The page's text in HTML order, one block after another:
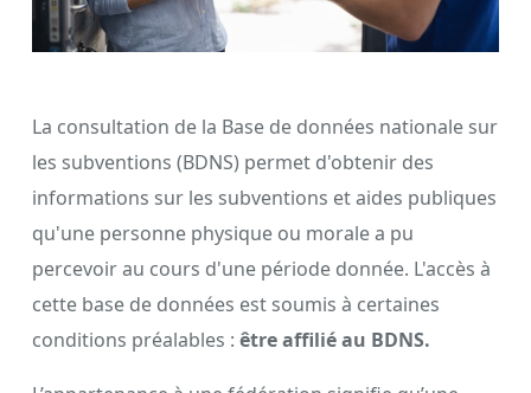
La consultation de la Base de données nationale sur
les subventions (BDNS) permet d'obtenir des
informations sur les subventions et aides publiques
qu'une personne physique ou morale a pu
percevoir au cours d'une période donnée. L'accès à
cette base de données est soumis à certaines
conditions préalables : être affilié au BDNS.